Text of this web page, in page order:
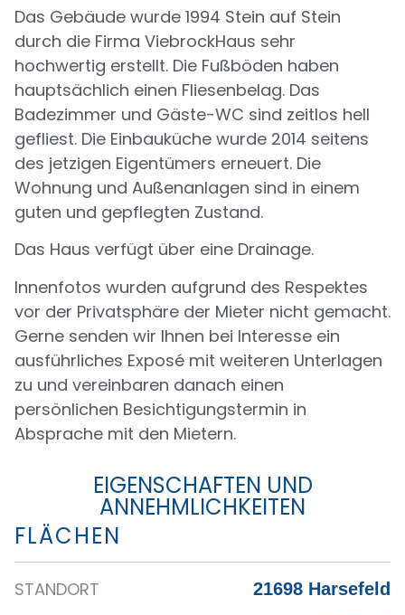
Das Gebäude wurde 1994 Stein auf Stein
durch die Firma ViebrockHaus sehr
hochwertig erstellt. Die Fußböden haben
hauptsächlich einen Fliesenbelag. Das
Badezimmer und Gäste-WC sind zeitlos hell
gefliest. Die Einbauküche wurde 2014 seitens
des jetzigen Eigentümers erneuert. Die
Wohnung und Außenanlagen sind in einem
guten und gepflegten Zustand.
Das Haus verfügt über eine Drainage.
Innenfotos wurden aufgrund des Respektes
vor der Privatsphäre der Mieter nicht gemacht.
Gerne senden wir Ihnen bei Interesse ein
ausführliches Exposé mit weiteren Unterlagen
zu und vereinbaren danach einen
persönlichen Besichtigungstermin in
Absprache mit den Mietern.
EIGENSCHAFTEN UND
ANNEHMLICHKEITEN
FLÄCHEN
STANDORT 21698 Harsefeld